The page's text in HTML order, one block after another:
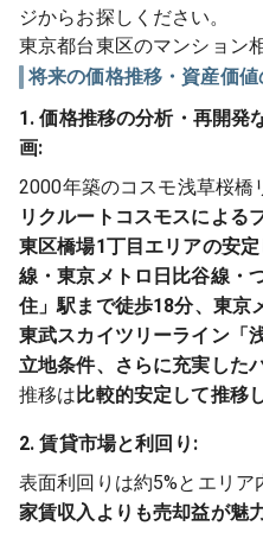
ジからお探しください。
東京都台東区のマンション
将来の価格推移・資産価値
1. 価格推移の分析・再開発
画:
2000年築のコスモ浅草桜橋
リクルートコスモスによる
東区橋場1丁目エリアの安
線・東京メトロ日比谷線・
住」駅まで徒歩18分、東京
東武スカイツリーライン「
立地条件、さらに充実した
推移は 比較的安定して推移
2. 賃貸市場と利回り:
表面利回りは約5%とエリア
家賃収入よりも売却益が魅